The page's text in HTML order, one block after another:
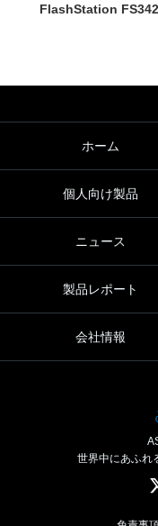
FlashStation
ホーム
個人向け製品
ニュース
製品レポート
会社情報
世界中にあふれ